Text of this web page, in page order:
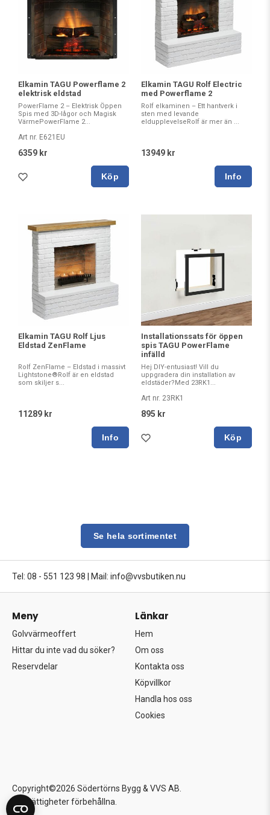
Elkamin TAGU Powerflame 2
elektrisk eldstad
PowerFlame 2 – Elektrisk Öppen
Spis med 3D-lågor och Magisk
VärmePowerFlame 2...
Art nr. E621EU
6359 kr
Köp
Elkamin TAGU Rolf Electric
med Powerflame 2
Rolf elkaminen – Ett hantverk i
sten med levande
eldupplevelseRolf är mer än ...
13949 kr
Elkamin TAGU Rolf Ljus
Eldstad ZenFlame
Rolf ZenFlame – Eldstad i massivt
Lightstone®Rolf är en eldstad
som skiljer s...
11289 kr
Installationssats för öppen
spis TAGU PowerFlame
infälld
Hej DIY-entusiast! Vill du
uppgradera din installation av
eldstäder?Med 23RK1...
Art nr. 23RK1
895 kr
Köp
Se hela sortimentet
Tel: 08 - 551 123 98 Mail: info@vvsbutiken.nu
Meny
Golvvärmeoffert
Hittar du inte vad du söker?
Reservdelar
Länkar
Hem
Om oss
Kontakta oss
Köpvillkor
Handla hos oss
Cookies
Copyright©2026 Södertörns Bygg & VVS AB.
Alla rättigheter förbehållna.